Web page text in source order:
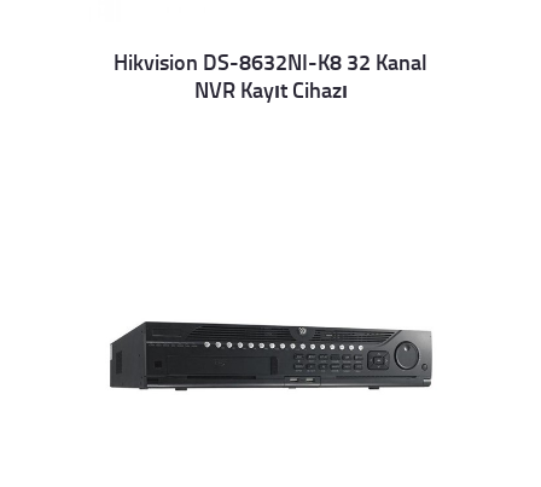
Details
Hikvision DS-8632NI-K8 32 Kanal
NVR Kayıt Cihazı